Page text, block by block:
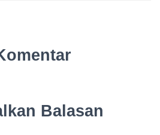
Balasan